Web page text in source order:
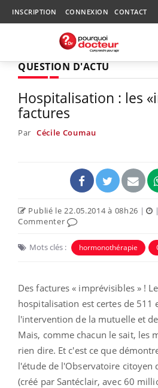
INSCRIPTION CONNEXION CONTACT
QUESTION D'ACTU
Hospitalisation : les
factures
Par Cécile Coumau
Publié le 22.05.2014 à 08h26 | |
Commenter
Mots clés : hormonothérapie
Des factures « imprévisibles » !
hospitalisation est certes de 511
l'intervention de la mutuelle et
Mais, comme chacun le sait, les
rien dire. Et c'est ce que
l'étude de l'Observatoire citoyen
(créé par Santéclair, avec 60